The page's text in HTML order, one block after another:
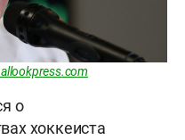
о
хоккеиста